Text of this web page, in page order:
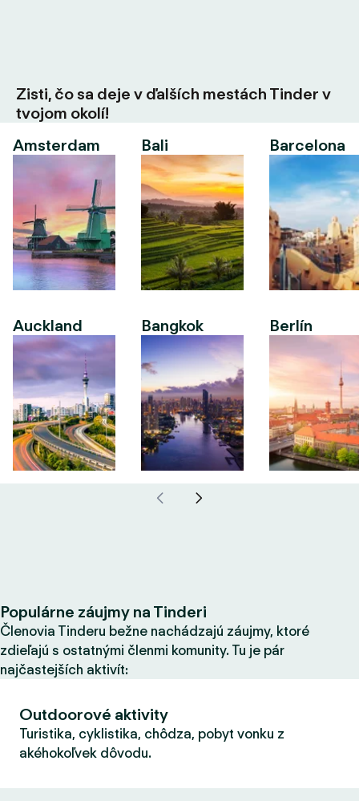
Zisti, čo sa deje v ďalších mestách Tinder v
tvojom okolí!
Amsterdam
Auckland
Bali
Bangkok
Barcelona
Berlín
Populárne záujmy na Tinderi
Členovia Tinderu bežne nachádzajú záujmy, ktoré
zdieľajú s ostatnými členmi komunity. Tu je pár
najčastejších aktivít:
Outdoorové aktivity
Turistika, cyklistika, chôdza, pobyt vonku z
akéhokoľvek dôvodu.